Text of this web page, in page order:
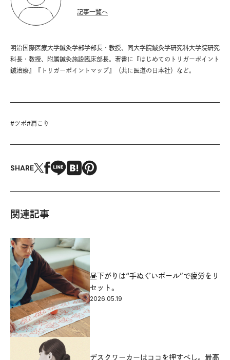
明治国際医療大学鍼灸学部学部長・教授、同大学院鍼灸学研究科大学院研究
科長・教授、附属鍼灸施設臨床部長。著書に『はじめてのトリガーポイント
鍼治療』『トリガーポイントマップ』（共に医道の日本社）など。
記事一覧へ
#ツボ#肩こり
SHARE
関連記事
昼下がりは“手ぬぐいボール”で疲労をリ
セット。
2026.05.19
デスクワーカーはココを押すべし。最高